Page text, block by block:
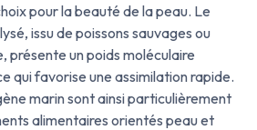
pour la beauté de la peau. Le
issu de poissons sauvages ou
présente un poids moléculaire
qui favorise une assimilation rapide.
marin sont ainsi particulièrement
alimentaires orientés peau et